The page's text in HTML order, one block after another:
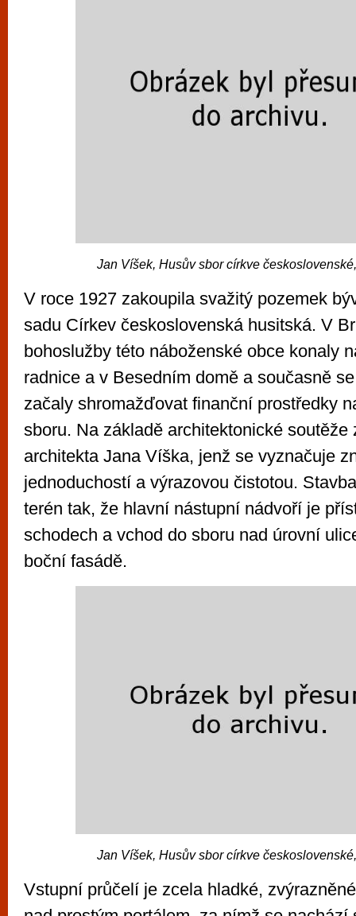
Jan Víšek, Husův sbor církve
V roce 1927 zakoupila svažitý pozemek
sadu Církev československá husitská. V
bohoslužby této náboženské obce konaly
radnice a v Besedním domě a současně
začaly shromažďovat finanční prostředky
sboru. Na základě architektonické soutěže
architekta Jana Víška, jenž se vyznačuje
jednoduchostí a výrazovou čistotou.
terén tak, že hlavní nástupní nádvoří je
schodech a vchod do sboru nad úrovní
boční fasádě.
Jan Víšek, Husův sbor církve
Vstupní průčelí je zcela hladké,